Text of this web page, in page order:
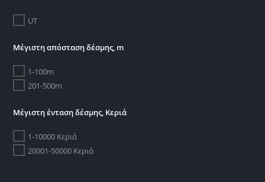
UT
Μέγιστη απόσταση δέσμης, m
1-100m
201-500m
Μέγιστη ένταση δέσμης, Κεριά
1-10000 Κεριά
20001-50000 Κεριά